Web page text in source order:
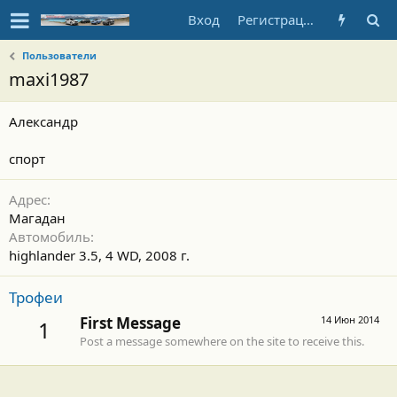
Вход Регистрация
Пользователи
maxi1987
Александр
спорт
Адрес
Магадан
Автомобиль
highlander 3.5, 4 WD, 2008 г.
Трофеи
1 14 Июн 2014
First Message
Post a message somewhere on the site to receive this.